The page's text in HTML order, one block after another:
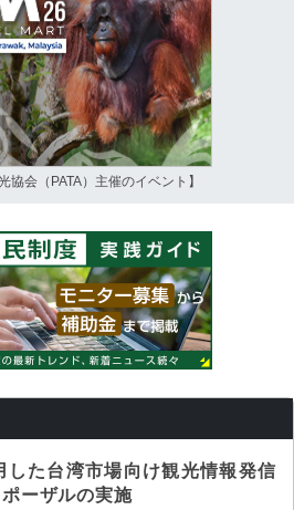
協会（PATA）主催のイベント】
した台湾市場向け観光情報発信
ーザルの実施